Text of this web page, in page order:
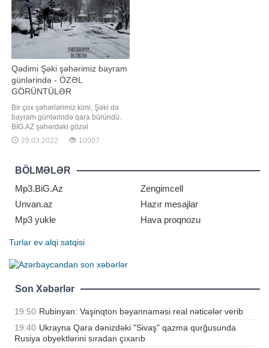
Qədimi Şəki şəhərimiz bayram
günlərində - ÖZƏL
GÖRÜNTÜLƏR
Bir çox şəhərlərimiz kimi, Şəki də
bayram günlərində qara büründü.
BİG.AZ şəhərdəki gözəl
mənzərələrin görüntülərini təqdim
edir:. Fotoqraf: De.Castro
29.03.2022 10007
BÖLMƏLƏR
Mp3.BiG.Az
Zengimcell
Unvan.az
Hazır mesajlar
Mp3 yukle
Hava proqnozu
Turlar ev alqi satqisi
Son Xəbərlər
19:50 Rubinyan: Vaşinqton bəyannaməsi real nəticələr verib
19:40 Ukrayna Qara dənizdəki "Sivaş" qazma qurğusunda
Rusiya obyektlərini sıradan çıxarıb